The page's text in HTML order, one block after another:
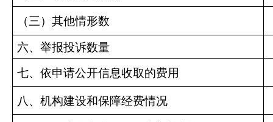
（三）其他情形数
六、举报投诉数量
七、依申请公开信息收取的费用
八、机构建设和保障经费情况